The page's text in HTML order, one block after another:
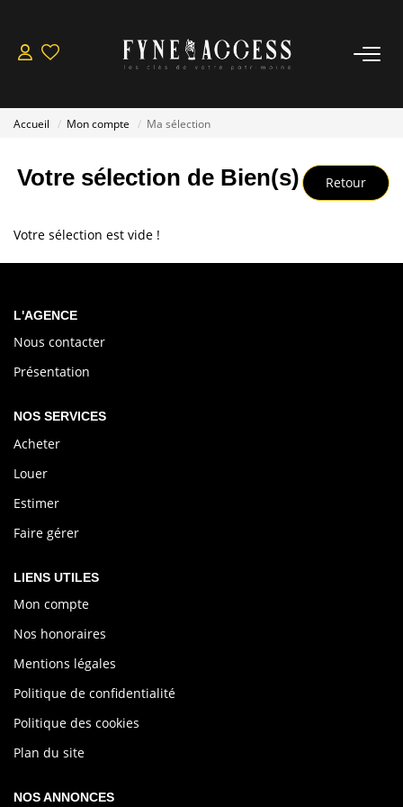
Acheter
ESTIMER / VENDRE
Accueil Mon compte Ma sélection
Votre sélection de Bien(s)
Votre sélection est vide !
L'AGENCE
Nous contacter
Présentation
NOS SERVICES
Acheter
Louer
Estimer
Faire gérer
LIENS UTILES
Mon compte
Nos honoraires
Mentions légales
Politique de confidentialité
Politique des cookies
Plan du site
NOS ANNONCES